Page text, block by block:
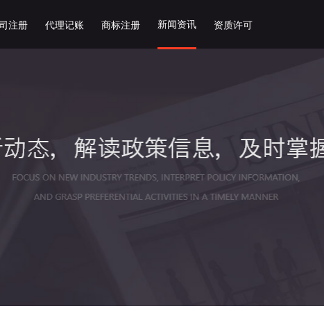
注册 代理记账 商标注册 新闻资讯 资质许可